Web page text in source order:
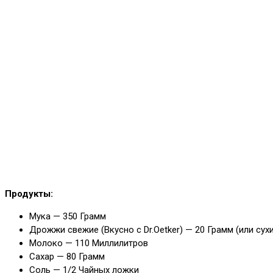
Продукты:
Мука — 350 Грамм
Дрожжи свежие (Вкусно с Dr.Oetker) — 20 Грамм (или
Молоко — 110 Миллилитров
Сахар — 80 Грамм
Соль — 1/2 Чайных ложки